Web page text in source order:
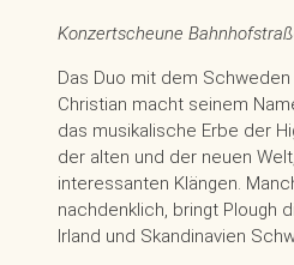
Konzertscheune
Das Duo mit dem
Christian macht seinem
das musikalische Erbe der
der alten und der neuen
interessanten Klängen.
nachdenklich, bringt Plough
Irland und Skandinavien